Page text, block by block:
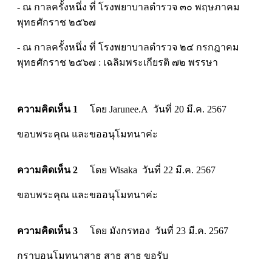
- ณ กาลครั้งหนึ่ง ที่ โรงพยาบาลตำรวจ ๓๐ พฤษภาคม
พุทธศักราช ๒๕๖๗
- ณ กาลครั้งหนึ่ง ที่ โรงพยาบาลตำรวจ ๒๔ กรกฎาคม
พุทธศักราช ๒๕๖๗ : เฉลิมพระเกียรติ ๗๒ พรรษา
ความคิดเห็น 1 โดย Jarunee.A วันที่ 20 มี.ค. 2567
ขอบพระคุณ และขออนุโมทนาค่ะ
ความคิดเห็น 2 โดย Wisaka วันที่ 22 มี.ค. 2567
ขอบพระคุณ และขออนุโมทนาค่ะ
ความคิดเห็น 3 โดย มังกรทอง วันที่ 23 มี.ค. 2567
กราบอนุโมทนาสาธุ สาธุ สาธุ ขอรับ